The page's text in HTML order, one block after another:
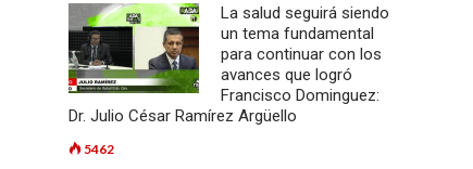
La salud seguirá siendo
un tema fundamental
para continuar con los
avances que logró
Francisco Dominguez:
Dr. Julio César Ramírez Argüello
5462